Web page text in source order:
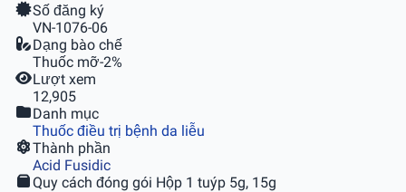
Số đăng ký
VN-1076-06
Dạng bào chế
Thuốc mỡ-2%
Lượt xem
12,905
Danh mục
Thuốc điều trị bệnh da liễu
Thành phần
Acid Fusidic
Quy cách đóng gói Hộp 1 tuýp 5g, 15g